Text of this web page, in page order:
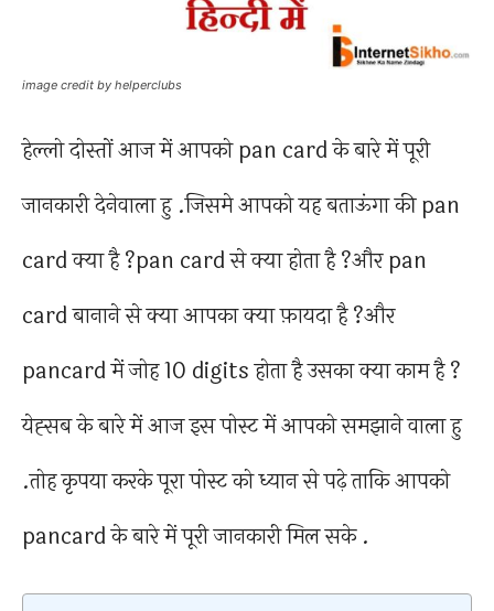
image credit by helperclubs
हेल्लो दोस्तों आज में आपको pan card के बारे में पूरी
जानकारी देनेवाला हु .जिसमे आपको यह बताऊंगा की pan
card क्या है ?pan card से क्या होता है ?और pan
card बानाने से क्या आपका क्या फ़ायदा है ?और
pancard में जोह 10 digits होता है उसका क्या काम है ?
येह्सब के बारे में आज इस पोस्ट में आपको समझाने वाला हु
.तोह कृपया करके पूरा पोस्ट को ध्यान से पढ़े ताकि आपको
pancard के बारे में पूरी जानकारी मिल सके .